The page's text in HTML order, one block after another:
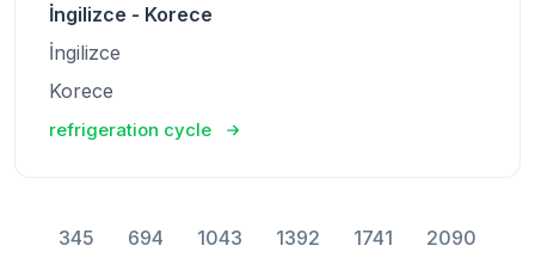
İngilizce - Korece
İngilizce
Korece
refrigeration cycle
345 694 1043 1392 1741 2090